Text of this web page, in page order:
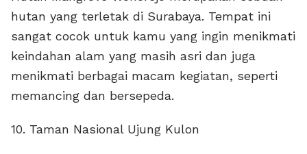
hutan yang terletak di Surabaya. Tempat ini
sangat cocok untuk kamu yang ingin menikmati
keindahan alam yang masih asri dan juga
menikmati berbagai macam kegiatan, seperti
memancing dan bersepeda.
10. Taman Nasional Ujung Kulon